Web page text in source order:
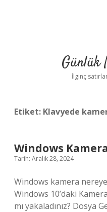
Günlük
İlginç
Etiket: Klavyede
Windows
Tarih: Aralık 28, 2024
Windows kamera
Windows 10’daki
mı yakaladınız? Dosya